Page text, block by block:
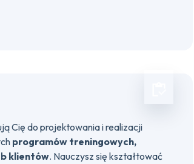
Cię do projektowania i realizacji
programów treningowych,
klientów. Nauczysz się kształtować